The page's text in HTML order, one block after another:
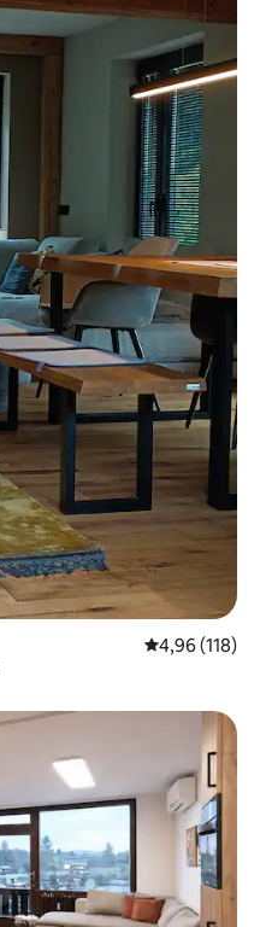
4,96 av 5 i
4,96 (118)